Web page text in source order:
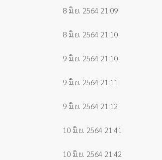
8 มิ.ย. 2564 21:09
8 มิ.ย. 2564 21:10
9 มิ.ย. 2564 21:10
9 มิ.ย. 2564 21:11
9 มิ.ย. 2564 21:12
10 มิ.ย. 2564 21:41
10 มิ.ย. 2564 21:42